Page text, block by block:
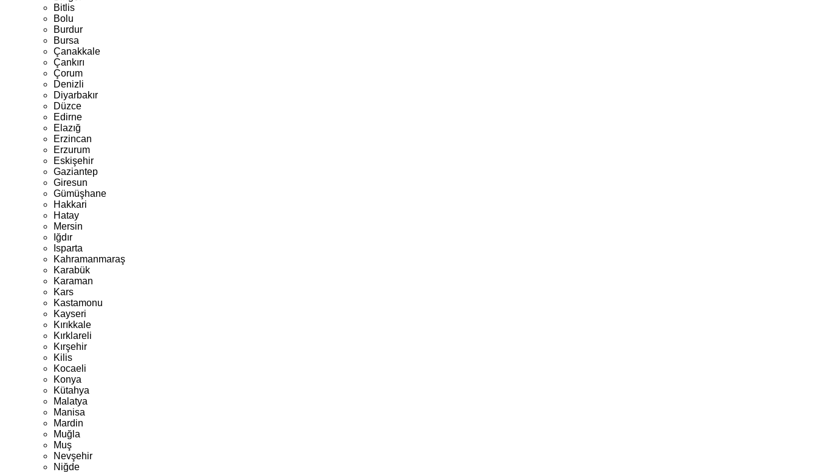
Bitlis
Bolu
Burdur
Bursa
Çanakkale
Çankırı
Çorum
Denizli
Diyarbakır
Düzce
Edirne
Elazığ
Erzincan
Erzurum
Eskişehir
Gaziantep
Giresun
Gümüşhane
Hakkari
Hatay
Mersin
Iğdır
Isparta
Kahramanmaraş
Karabük
Karaman
Kars
Kastamonu
Kayseri
Kırıkkale
Kırklareli
Kırşehir
Kilis
Kocaeli
Konya
Kütahya
Malatya
Manisa
Mardin
Muğla
Muş
Nevşehir
Niğde